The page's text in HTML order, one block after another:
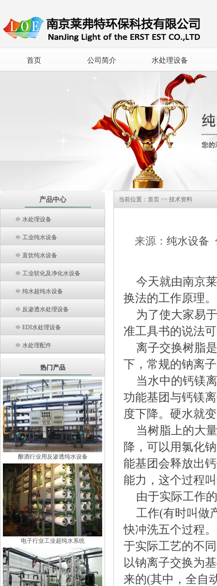
首页 公司简介 水处理设备
产品中心
水处理设备
工业纯水设备
直饮纯水设备
工业软化及净化水设备
纯水超纯水设备
反渗透水处理设备
EDI水处理设备
水处理配件
热门产品
酿酒行业用反渗透纯水设备
电子行业工业超纯水系统
当前位置： 首页 >> 技术资料
来源： 纯水设备
今天就由南京
换法的工作原理。
为了使大家易
准工具书的说法
离子交换树脂
下，常规的钠离
当水中的钙镁
功能基团与钙镁
度下降。硬水就
当树脂上的大
降，可以用氯化
能基团会释放出
能力，这个过程
由于实际工作
工作(有时叫做
快冲洗五个过程
于实际工艺的不
以钠离子交换为
来的(其中，全自